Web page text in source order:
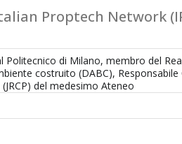
Proptech Network
di Milano, membro del
costruito (DABC), Responsabile
del medesimo Ateneo